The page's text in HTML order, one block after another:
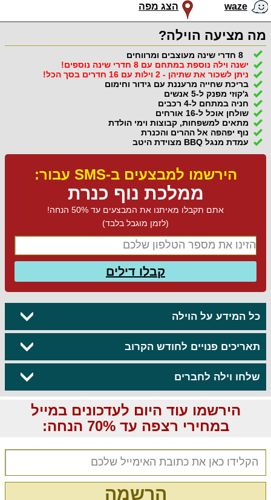
waze הצג מפה
מה מציעה הוילה?
8 חדרי שינה מעוצבים ומרווחים
ישנה וילה נוספת במתחם עם 8 חדרי שינה נוספים!
ניתן לשכור את שתיהן - 2 וילות עם 16 חדרים בסך הכל!
בריכת שחייה מרעננת עם גידור וחימום
ג'קוזי מפנק ל-5 אנשים
חניה במתחם ל-4 רכבים
שולחן אוכל ל-16 אורחים
מתאים למשפחות, קבוצות וימי הולדת
נוף יפהפה אל ההרים והכנרת
עמדת מנגל BBQ מצוידת היטב
הירשמו למבצעים ב-SMS עבור:
ממלכת נוף כנרת
אתם תקבלו מאיתנו את המבצעים עד 50% הנחה!
(לזמן מוגבל בלבד)
קבלו דילים
כל המידע על הוילה
תאריכים פנויים לחודש הקרוב
שלחו וילה לחברים
הירשמו עוד היום לעדכונים במייל
במחירי רצפה עד 70% הנחה:
הרשמה